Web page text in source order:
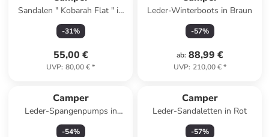
Sandalen " Kobarah Flat " in
Helles Orange
-31%
55,00 €
UVP: 80,00 €*
Leder-Winterboots in Braun
-57%
ab: 88,99 €
UVP: 210,00 €*
Camper
Leder-Spangenpumps in
Dunkelblau
-54%
Camper
Leder-Sandaletten in Rot
-57%